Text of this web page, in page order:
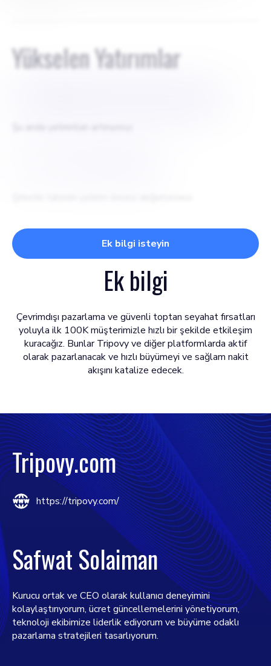
Yükselen Yatırımlar
Ek bilgi isteyin
Ek bilgi
Çevrimdışı pazarlama ve güvenli toptan seyahat fırsatları
yoluyla ilk 100K müşterimizle hızlı bir şekilde etkileşim
kuracağız. Bunlar Tripovy ve diğer platformlarda aktif
olarak pazarlanacak ve hızlı büyümeyi ve sağlam nakit
akışını katalize edecek.
Tripovy.com
https://tripovy.com/
Safwat Solaiman
Kurucu ortak ve CEO olarak kullanıcı deneyimini
kolaylaştırıyorum, ücret güncellemelerini yönetiyorum,
teknoloji ekibimize liderlik ediyorum ve büyüme odaklı
pazarlama stratejileri tasarlıyorum.